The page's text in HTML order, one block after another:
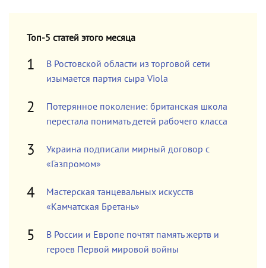
Топ-5 статей этого месяца
В Ростовской области из торговой сети
изымается партия сыра Viola
Потерянное поколение: британская школа
перестала понимать детей рабочего класса
Украина подписали мирный договор с
«Газпромом»
Мастерская танцевальных искусств
«Камчатская Бретань»
В России и Европе почтят память жертв и
героев Первой мировой войны